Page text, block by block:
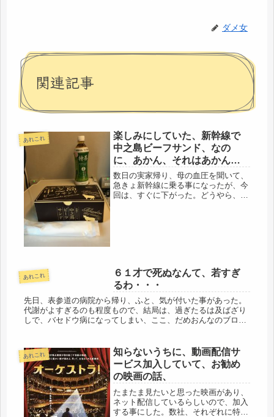
ダメ女
関連記事
あれこれ
楽しみにしていた、新幹線で
中之島ビーフサンド、なの
に、あかん、それはあかんだ
ろ・・・。
数日の実家帰り、母の血圧を聞いて、
急きょ新幹線に乗る事になったが、今
回は、すぐに下がった。どうやら、降
あれこれ
６１才で死ぬなんて、若すぎ
るわ・・・
先日、表参道の病院から帰り、ふと、気が付いた事があった。
代謝がよすぎるのも程度もので、結局は、過ぎたるは及ばざり
しで、バセドウ病になってしまい、ここ、だめおんなのブログ
あれこれ
知らないうちに、動画配信サ
ービス加入していて、お勧め
の映画の話、
たまたま見たいと思った映画があり、
ネット配信しているらしいので、加入
する事にした。数社、それぞれに特徴